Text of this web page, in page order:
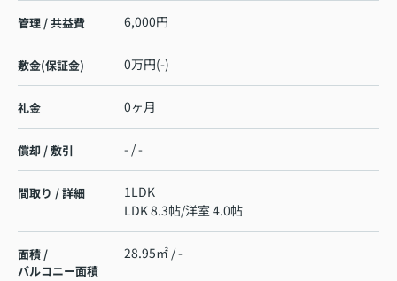
管理 / 共益費 6,000円
敷金(保証金) 0万円(-)
礼金 0ヶ月
償却 / 敷引 - / -
間取り / 詳細
1LDK
LDK 8.3帖/洋室 4.0帖
面積 /
バルコニー面積
28.95㎡ / -